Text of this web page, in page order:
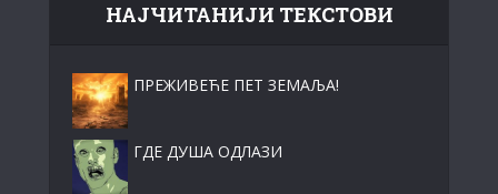
НАЈЧИТАНИЈИ ТЕКСТОВИ
ПРЕЖИВЕЋЕ ПЕТ ЗЕМАЉА!
ГДЕ ДУША ОДЛАЗИ